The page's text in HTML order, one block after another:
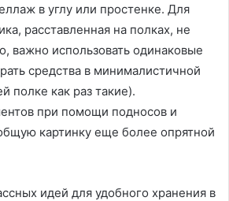
в углу или простенке. Для
расставленная на полках, не
важно использовать одинаковые
средства в минималистичной
полке как раз такие).
при помощи подносов и
картинку еще более опрятной